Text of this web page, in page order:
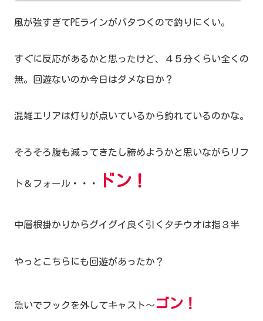
風が強すぎてPEラインがバタつくので釣りにくい。
すぐに反応があるかと思ったけど、４５分くらい全くの
無。回遊ないのか今日はダメな日か？
混雑エリアは灯りが点いているから釣れているのかな。
そろそろ腹も減ってきたし諦めようかと思いながらリフ
ト＆フォール・・・ ドン！
中層根掛かりからグイグイ良く引くタチウオは指３半
やっとこちらにも回遊があったか？
急いでフックを外してキャスト～ ゴン！